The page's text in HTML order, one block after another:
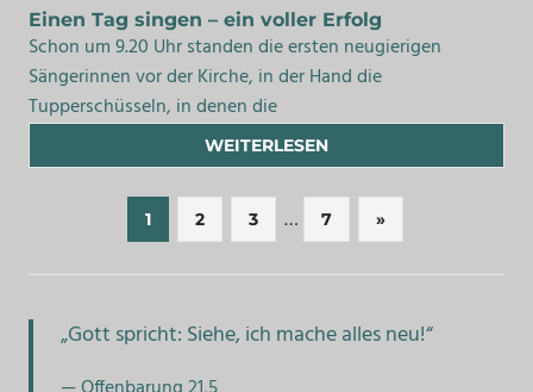
Einen Tag singen – ein voller Erfolg
Schon um 9.20 Uhr standen die ersten neugierigen
Sängerinnen vor der Kirche, in der Hand die
Tupperschüsseln, in denen die
WEITERLESEN
Seitennummerierung
der
Beiträge
1 2 3 … 7
Nächste
Beiträge
»
„Gott spricht: Siehe, ich mache alles neu!“